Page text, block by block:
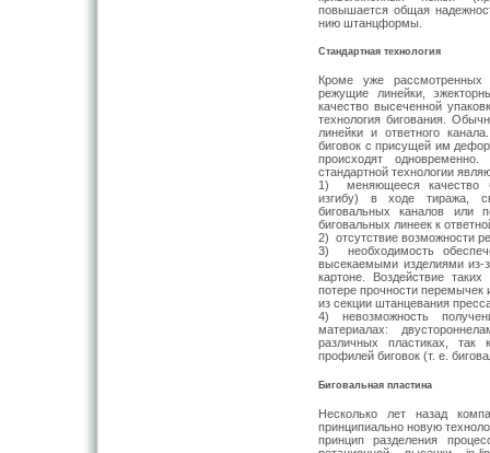
повышается общая
нию штанцформы.
Стандартная технология
Кроме уже
режущие линейки,
качество высеченной
технология бигования.
ли­нейки и ответного
биговок с при­сущей им
происходят
стандартной технологии
1) меняющееся качество
изгибу) в ходе тиража,
биговальных каналов или
биговальных линеек к
2) отсутствие возможности
3) необходимость
высекаемыми изделиями из-
картоне. Воздействие
потере прочности перемычек
из секции штанцевания
4) невозможность
материалах:
различных пластиках, так
профилей биговок (т. е.
Биговальная пластина
Несколько лет назад
принципиально новую
прин­цип разделения